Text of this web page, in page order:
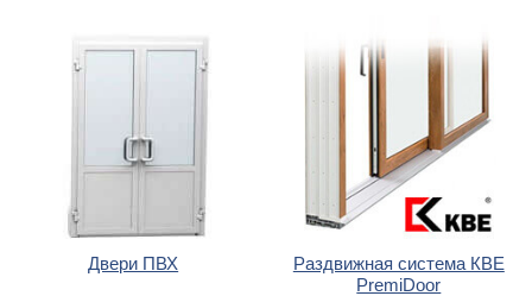
Двери ПВХ
Раздвижная система КВЕ
PremiDoor